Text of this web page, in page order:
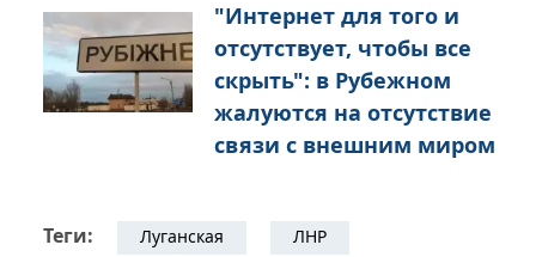
"Интернет для того и
отсутствует, чтобы все
скрыть": в Рубежном
жалуются на отсутствие
связи с внешним миром
Теги: Луганская
ЛНР